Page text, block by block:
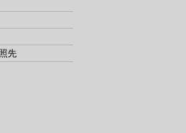
先